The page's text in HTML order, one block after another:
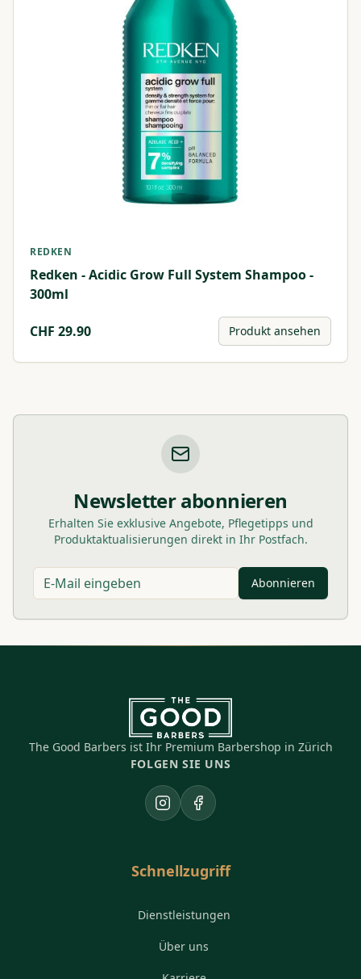
REDKEN
Redken - Acidic Grow Full System Shampoo -
300ml
CHF 29.90 Produkt ansehen
Newsletter abonnieren
Erhalten Sie exklusive Angebote, Pflegetipps und
Produktaktualisierungen direkt in Ihr Postfach.
Abonnieren
The Good Barbers ist Ihr Premium Barbershop in Zürich
FOLGEN SIE UNS
InstagramFacebook
Schnellzugriff
Dienstleistungen
Über uns